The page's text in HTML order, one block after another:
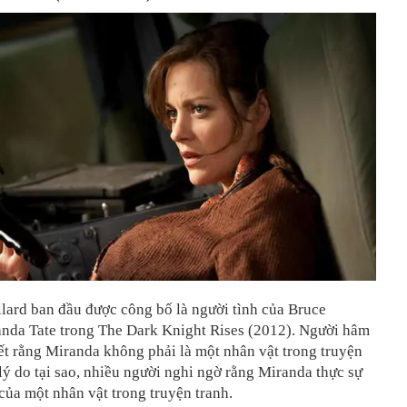
ban đầu được công bố là người tình của Bruce
Tate trong The Dark Knight Rises (2012). Người hâm
rằng Miranda không phải là một nhân vật trong truyện
do tại sao, nhiều người nghi ngờ rằng Miranda thực sự
một nhân vật trong truyện tranh.